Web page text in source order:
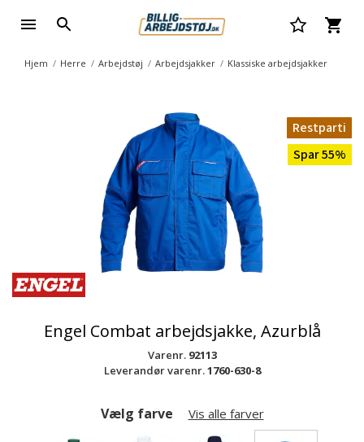
Hjem Herre Arbejdstøj Arbejdsjakker Klassiske arbejdsjakker
Restparti
Spar 55%
Engel Combat arbejdsjakke, Azurblå
Varenr. 92113
Leverandør varenr.1760-630-8
Vælg farve Vis alle farver